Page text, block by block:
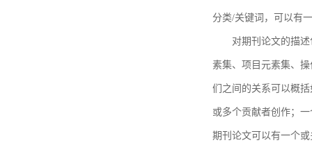
分类/关键词，可以有
对期刊论文的描
素集、项目元素集、
们之间的关系可以概
或多个贡献者创作；
期刊论文可以有一个